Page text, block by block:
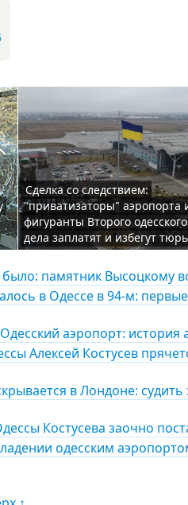
Сделка со следствием:
"приватизаторы" аэропорта
фигуранты Второго одесского
дела заплатят и избегут
было: памятник Высоцкому
в Одессе в 94-м:
аэропорт:
Алексей Костусев
в Лондоне:
Костусева заочно
одесским